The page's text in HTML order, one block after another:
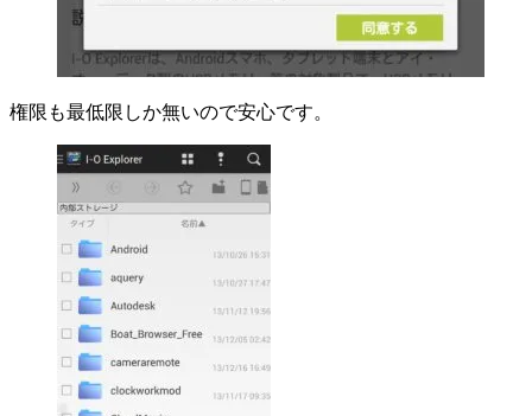
権限も最低限しか無いので安心です。